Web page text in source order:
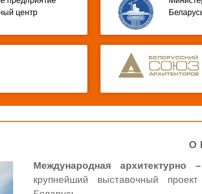
центр
О
Международная архитектурно
крупнейший выставочный